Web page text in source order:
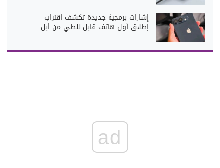
إشارات برمجية جديدة تكشف اقتراب
إطلاق أول هاتف قابل للطي من أبل
ad